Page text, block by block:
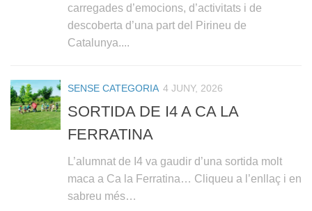
carregades d’emocions, d’activitats i de
descoberta d’una part del Pirineu de
Catalunya....
SENSE CATEGORIA 4 JUNY, 2026
SORTIDA DE I4 A CA LA
FERRATINA
L’alumnat de I4 va gaudir d’una sortida molt
maca a Ca la Ferratina… Cliqueu a l’enllaç i en
sabreu més…